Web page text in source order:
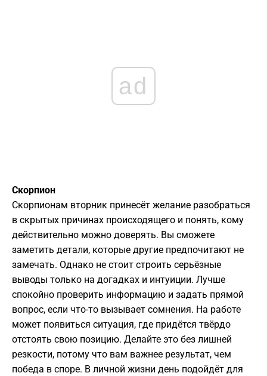
ad
Скорпион
Скорпионам вторник принесёт желание разобраться
в скрытых причинах происходящего и понять, кому
действительно можно доверять. Вы сможете
заметить детали, которые другие предпочитают не
замечать. Однако не стоит строить серьёзные
выводы только на догадках и интуиции. Лучше
спокойно проверить информацию и задать прямой
вопрос, если что-то вызывает сомнения. На работе
может появиться ситуация, где придётся твёрдо
отстоять свою позицию. Делайте это без лишней
резкости, потому что вам важнее результат, чем
победа в споре. В личной жизни день подойдёт для